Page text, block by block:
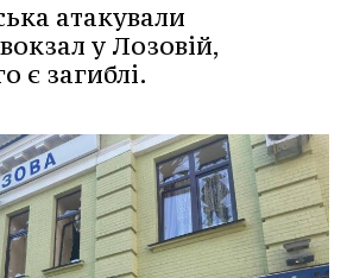
атакували
у Лозовій,
є загиблі.